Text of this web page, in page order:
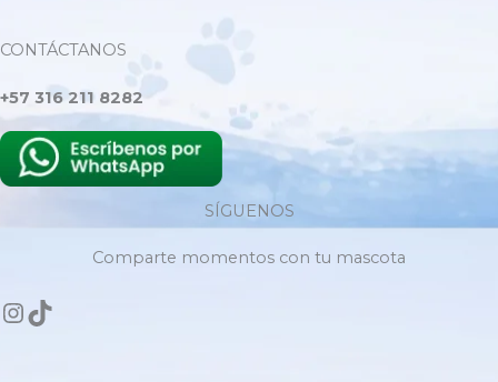
CONTÁCTANOS
+57 316 211 8282
SÍGUENOS
Comparte momentos con tu mascota